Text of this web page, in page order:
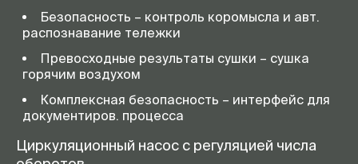
Безопасность – контроль коромысла и авт.
распознавание тележки
Превосходные результаты сушки – сушка
горячим воздухом
Комплексная безопасность – интерфейс для
документиров. процесса
Циркуляционный насос с регуляцией числа